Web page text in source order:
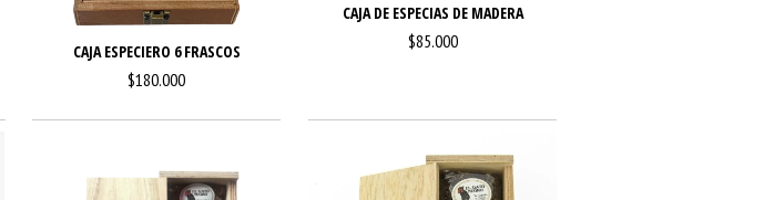
CAJA ESPECIERO 6 FRASCOS
$180.000
CAJA DE ESPECIAS DE MADERA
$85.000